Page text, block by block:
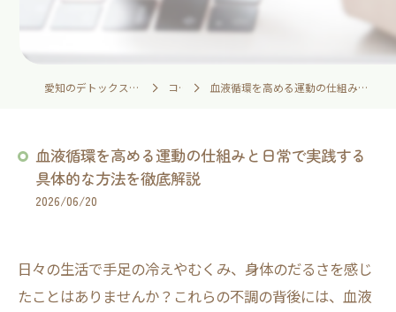
愛知のデトックスなら足湯とイネイトの家 コラム 血液循環を高める運動の仕組みと日常で実践する具体的な方法を徹底解説
血液循環を高める運動の仕組みと日常で実践する
具体的な方法を徹底解説
2026/06/20
日々の生活で手足の冷えやむくみ、身体のだるさを感じ
たことはありませんか？これらの不調の背後には、血液